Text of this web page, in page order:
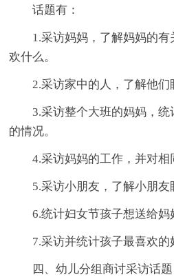
话题有：
1.采访妈妈，了解妈妈的
欢什么。
2.采访家中的人，了解他们
3.采访整个大班的妈妈，
的情况。
4.采访妈妈的工作，并对相
5.采访小朋友，了解小朋友
6.统计妇女节孩子想送给妈
7.采访并统计孩子最喜欢的
四、幼儿分组商讨采访话